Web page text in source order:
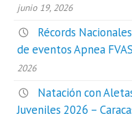
junio 19, 2026
Récords
de eventos Apnea
2026
Natación con
Juveniles 2026 –